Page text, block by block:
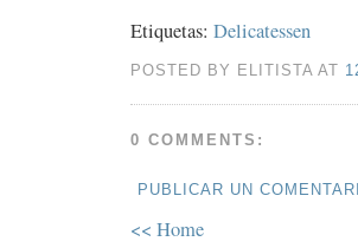
Etiquetas: Delicatessen
POSTED BY ELITISTA AT
0 COMMENTS:
PUBLICAR UN
<< Home